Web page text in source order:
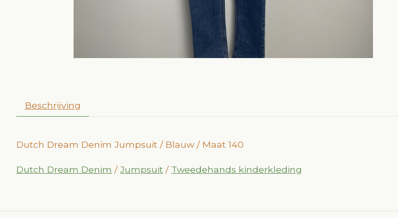
Beschrijving
Dutch Dream Denim Jumpsuit / Blauw / Maat 140
Dutch Dream Denim /Jumpsuit / Tweedehands kinderkleding